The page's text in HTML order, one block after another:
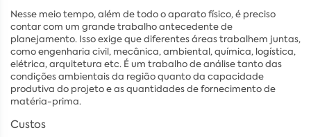
Nesse meio tempo, além de todo o aparato físico, é preciso
contar com um grande trabalho antecedente de
planejamento. Isso exige que diferentes áreas trabalhem juntas,
como engenharia civil, mecânica, ambiental, química, logística,
elétrica, arquitetura etc. É um trabalho de análise tanto das
condições ambientais da região quanto da capacidade
produtiva do projeto e as quantidades de fornecimento de
matéria-prima.
Custos